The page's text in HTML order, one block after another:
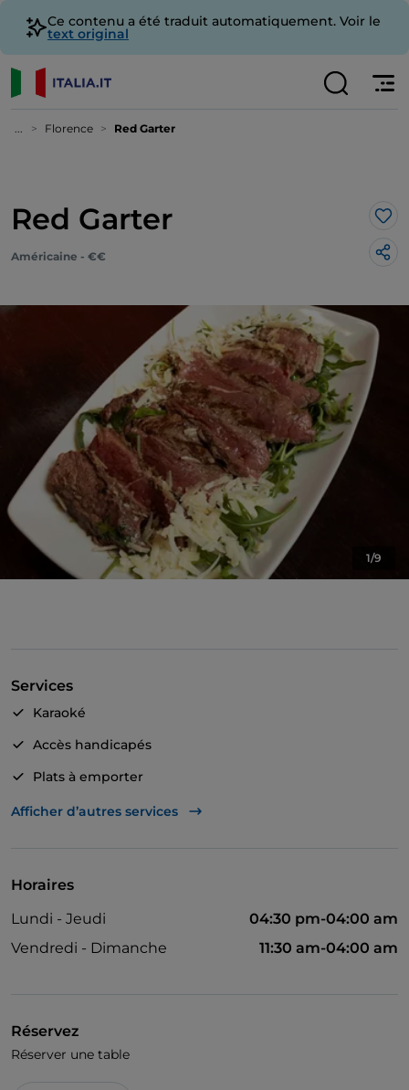
Ce contenu a été traduit automatiquement. Voir le
text original
... Florence Red Garter
Red Garter
Américaine - €€
1/9
Services
Karaoké
Accès handicapés
Plats à emporter
Cocktail
Parking
Mastercard
Afficher d’autres services
Horaires
Lundi - Jeudi
04:30 pm-04:00 am
Vendredi - Dimanche
11:30 am-04:00 am
Réservez
Réserver une table